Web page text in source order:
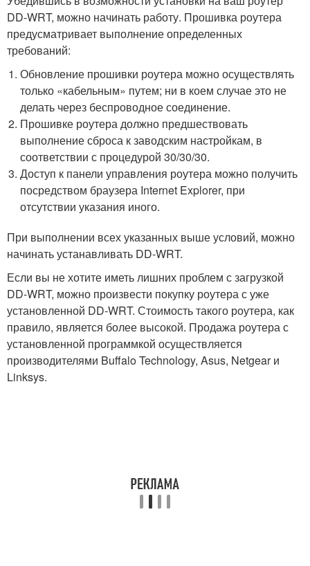
DD-WRT, можно начинать работу. Прошивка роутера
предусматривает выполнение определенных
требований:
Обновление прошивки роутера можно осуществлять
только «кабельным» путем; ни в коем случае это не
делать через беспроводное соединение.
Прошивке роутера должно предшествовать
выполнение сброса к заводским настройкам, в
соответствии с процедурой 30/30/30.
Доступ к панели управления роутера можно получить
посредством браузера Internet Explorer, при
отсутствии указания иного.
При выполнении всех указанных выше условий, можно
начинать устанавливать DD-WRT.
Если вы не хотите иметь лишних проблем с загрузкой
DD-WRT, можно произвести покупку роутера с уже
установленной DD-WRT. Стоимость такого роутера, как
правило, является более высокой. Продажа роутера с
установленной программкой осуществляется
производителями Buffalo Technology, Asus, Netgear и
Linksys.